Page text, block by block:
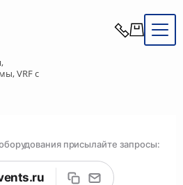
VRF с
присылайте запросы: